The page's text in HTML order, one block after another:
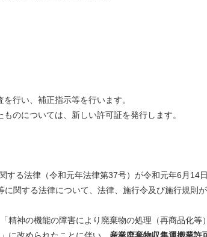
行い、補正指示等を行います。
のについては、新しい許可証を発行します。
する法律（令和元年法律第37号）が令和元年6月
する法律について、法律、施行令及び施行規則が
神の機能の障害により廃棄物の処理（再商品化等
改められたことに伴い、 産業廃棄物収集運搬業許